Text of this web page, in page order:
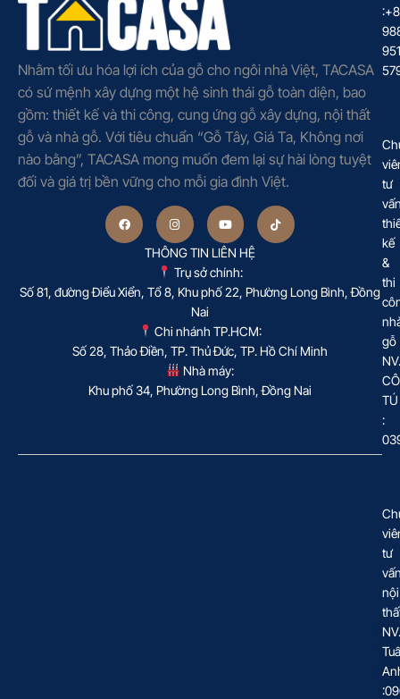
Nhằm tối ưu hóa lợi ích của gỗ cho ngôi nhà Việt, TACASA
có sứ mệnh xây dựng một hệ sinh thái gỗ toàn diện, bao
gồm: thiết kế và thi công, cung ứng gỗ xây dựng, nội thất
gỗ và nhà gỗ. Với tiêu chuẩn “Gỗ Tây, Giá Ta, Không nơi
nào bằng”, TACASA mong muốn đem lại sự hài lòng tuyệt
đối và giá trị bền vững cho mỗi gia đình Việt.
THÔNG TIN LIÊN HỆ
Trụ sở chính:
Số 81, đường Điểu Xiển, Tổ 8, Khu phố 22, Phường Long Bình, Đồng
Nai
Chi nhánh TP.HCM:
Số 28, Thảo Điền, TP. Thủ Đức, TP. Hồ Chí Minh
Nhà máy:
Khu phố 34, Phường Long Bình, Đồng Nai
951
tư
kế
&
thi
gỗ
NV.
TÚ
:
tư
nội
NV.